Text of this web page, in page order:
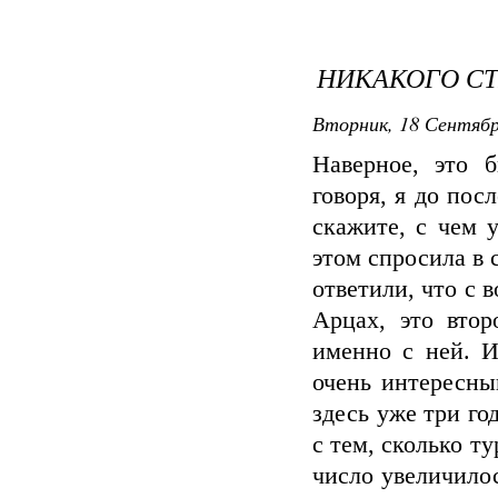
НИКАКОГО
Вторник, 18
Наверное, это
говоря, я до
скажите, с чем
этом спросила в
ответили, что с
Арцах, это
именно с ней. И
очень
здесь уже три
с тем, сколько
число